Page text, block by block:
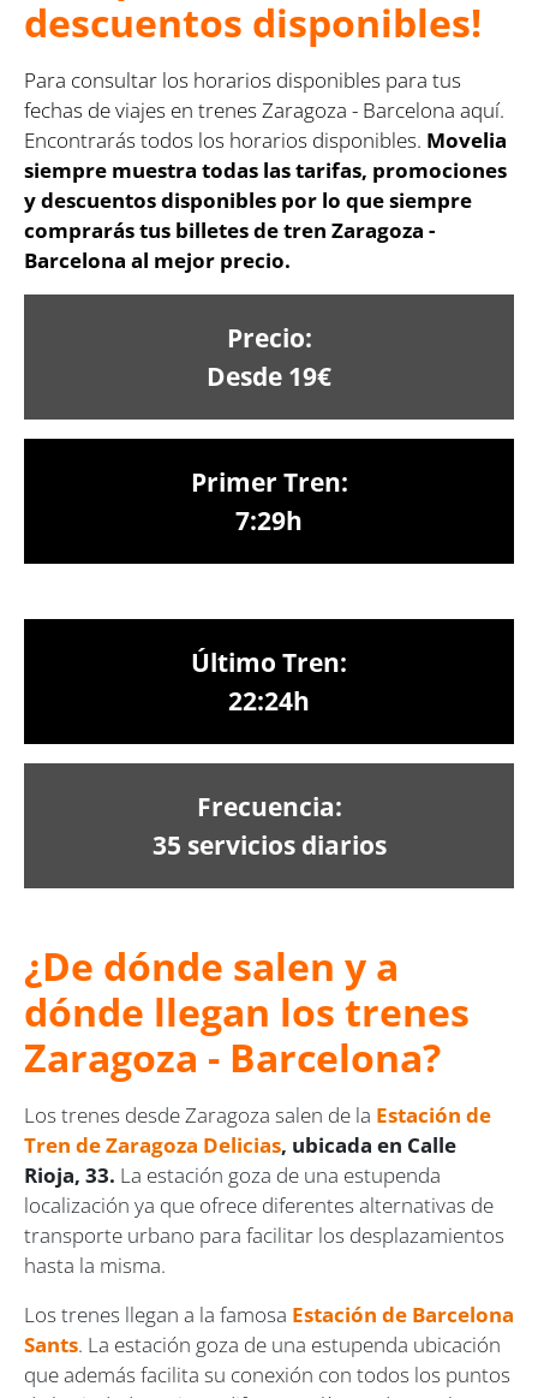
descuentos disponibles!
Para consultar los horarios disponibles para tus
fechas de viajes en trenes Zaragoza - Barcelona aquí.
Encontrarás todos los horarios disponibles. Movelia
siempre muestra todas las tarifas, promociones
y descuentos disponibles por lo que siempre
comprarás tus billetes de tren Zaragoza -
Barcelona al mejor precio.
Precio:
Desde 19€
Primer Tren:
7:29h
Último Tren:
22:24h
Frecuencia:
35 servicios diarios
¿De dónde salen y a
dónde llegan los trenes
Zaragoza - Barcelona?
Los trenes desde Zaragoza salen de la Estación de
Tren de Zaragoza Delicias, ubicada en Calle
Rioja, 33. La estación goza de una estupenda
localización ya que ofrece diferentes alternativas de
transporte urbano para facilitar los desplazamientos
hasta la misma.
Los trenes llegan a la famosa Estación de Barcelona
Sants. La estación goza de una estupenda ubicación
que además facilita su conexión con todos los puntos